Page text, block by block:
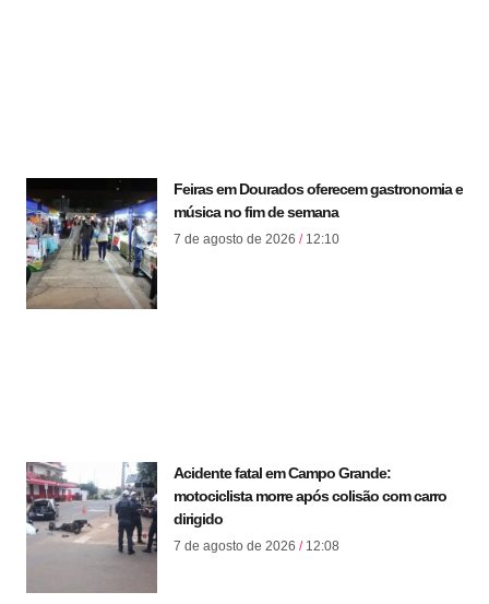
Feiras em Dourados oferecem gastronomia e
música no fim de semana
7 de agosto de 2026 12:10
Acidente fatal em Campo Grande:
motociclista morre após colisão com carro
dirigido
7 de agosto de 2026 12:08